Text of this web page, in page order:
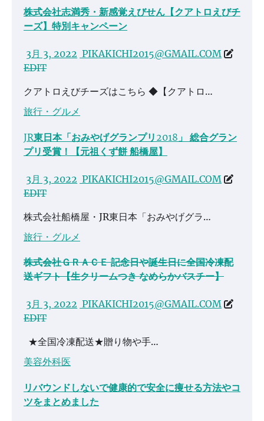
株式会社志満秀・新感覚えびせん【クアトロえびチ
ーズ】特別キャンペーン
3月 3, 2022 PIKAKICHI2015@GMAIL.COM
EDIT
クアトロえびチーズはこちら ◆【クアトロ…
旅行・グルメ
JR東日本「おみやげグランプリ2018」 総合グラン
プリ受賞！【元祖くず餅 船橋屋】
3月 3, 2022 PIKAKICHI2015@GMAIL.COM
EDIT
株式会社船橋屋・JR東日本「おみやげグラ…
旅行・グルメ
株式会社ＧＲＡＣＥ 記念日や誕生日に全国冷凍配
送ギフト【生クリームつき なめらかバスチー】
3月 3, 2022 PIKAKICHI2015@GMAIL.COM
EDIT
★全国冷凍配送★贈り物や手…
美容外科医
リバウンドしないで健康的で安全に痩せる方法やコ
ツをまとめました